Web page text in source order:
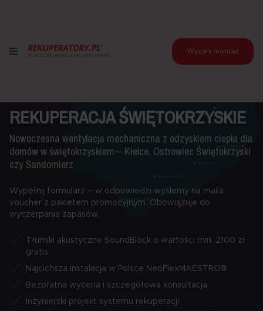
Wyceń montaż
REKUPERACJA ŚWIĘTOKRZYSKIE
Nowoczesna wentylacja mechaniczna z odzyskiem ciepła dla
domów w świętokrzyskiem – Kielce, Ostrowiec Świętokrzyski
czy Sandomierz
Wypełnij formularz – w odpowiedzi wyślemy na maila
voucher z pakietem promocyjnym. Obowiązuje do
wyczerpania zapasów.
Tłumiki akustyczne SoundBlock o wartości min. 2100 zł
gratis
Najcichsza instalacja w Polsce NeoFlexMAESTRO®
Bezpłatna wycena i szczegółowa konsultacja
Inżynierski projekt systemu rekuperacji